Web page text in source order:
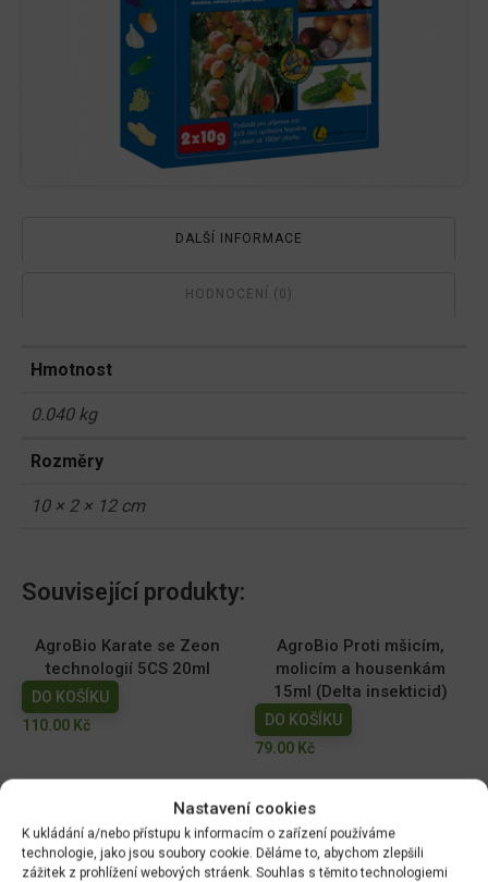
Nastavení cookies
K ukládání a/nebo přístupu k informacím o zařízení používáme
technologie, jako jsou soubory cookie. Děláme to, abychom zlepšili
zážitek z prohlížení webových stráenk. Souhlas s těmito technologiemi
DALŠÍ INFORMACE
HODNOCENÍ (0)
Hmotnost
0.040 kg
Rozměry
10 × 2 × 12 cm
Související produkty:
AgroBio Karate se Zeon
technologií 5CS 20ml
DO KOŠÍKU
110.00 Kč
AgroBio Proti mšicím,
molicím a housenkám
15ml (Delta insekticid)
DO KOŠÍKU
79.00 Kč
molicím a housenkám 3ml
(Delta insekticid)
DO KOŠÍKU
DO KOŠÍKU
199.00 Kč